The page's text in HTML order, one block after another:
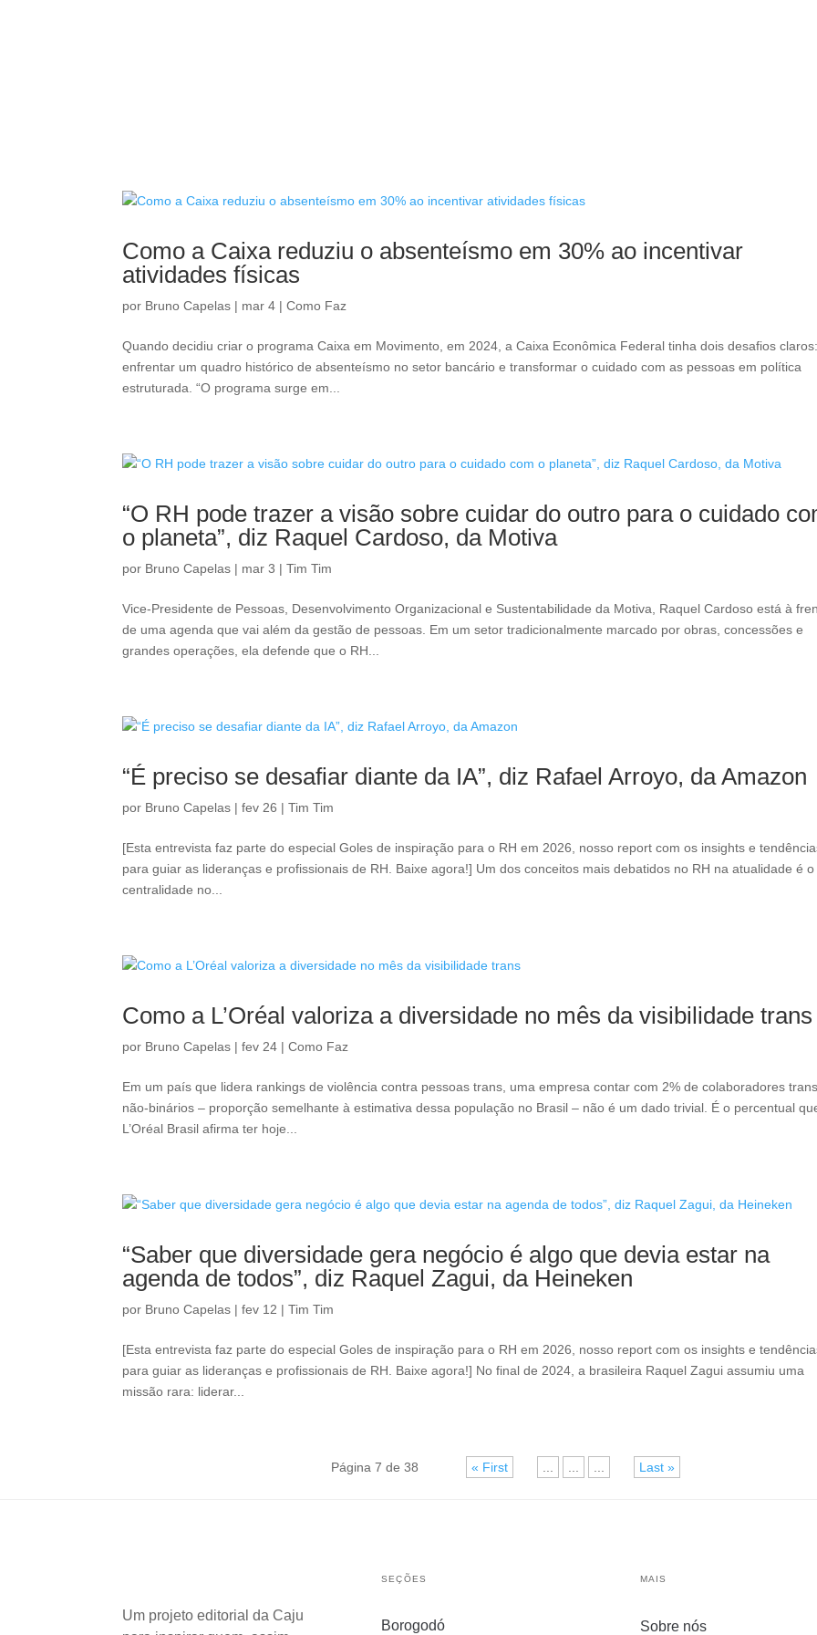
Como a Caixa reduziu o absenteísmo em 30% ao incentivar
atividades físicas
por Bruno Capelas | mar 4 |Como Faz
Quando decidiu criar o programa Caixa em Movimento, em 2024, a Caixa Econômica Federal tinha dois desafios claros:
enfrentar um quadro histórico de absenteísmo no setor bancário e transformar o cuidado com as pessoas em política
estruturada. “O programa surge em...
“O RH pode trazer a visão sobre cuidar do outro para o cuidado
o planeta”, diz Raquel Cardoso, da Motiva
por Bruno Capelas | mar 3 |Tim Tim
Vice-Presidente de Pessoas, Desenvolvimento Organizacional e Sustentabilidade da Motiva, Raquel Cardoso está à
de uma agenda que vai além da gestão de pessoas. Em um setor tradicionalmente marcado por obras, concessões e
grandes operações, ela defende que o RH...
“É preciso se desafiar diante da IA”, diz Rafael Arroyo, da Amazon
por Bruno Capelas |fev 26 |Tim Tim
[Esta entrevista faz parte do especial Goles de inspiração para o RH em 2026, nosso report com os insights e
para guiar as lideranças e profissionais de RH. Baixe agora!] Um dos conceitos mais debatidos no RH na atualidade é o
centralidade no...
Como a L’Oréal valoriza a diversidade no mês da visibilidade trans
por Bruno Capelas |fev 24 |Como Faz
Em um país que lidera rankings de violência contra pessoas trans, uma empresa contar com 2% de colaboradores
não-binários – proporção semelhante à estimativa dessa população no Brasil – não é um dado trivial. É o percentual
L’Oréal Brasil afirma ter hoje...
“Saber que diversidade gera negócio é algo que devia estar na
agenda de todos”, diz Raquel Zagui, da Heineken
por Bruno Capelas |fev 12 |Tim Tim
[Esta entrevista faz parte do especial Goles de inspiração para o RH em 2026, nosso report com os insights e
para guiar as lideranças e profissionais de RH. Baixe agora!] No final de 2024, a brasileira Raquel Zagui assumiu uma
missão rara: liderar...
Página 7 de 38 « First Last »
Um projeto editorial da Caju
SEÇÕES
Borogodó
MAIS
Sobre nós